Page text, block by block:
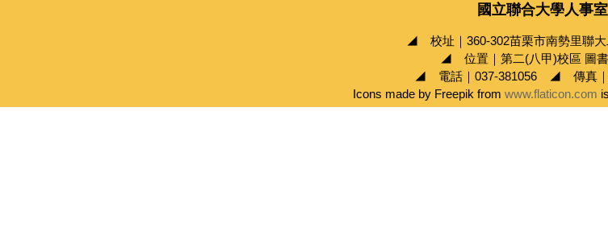
國立聯合大學人事室
◢ 校址｜360-302苗栗市南勢里聯
◢ 位置｜第二(八甲)校區 圖
◢ 電話｜037-381056 ◢ 傳真｜
Icons made by Freepik from www.flaticon.com